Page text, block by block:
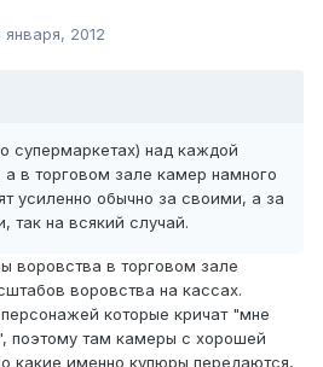
января, 2012
супермаркетах) над каждой
в торговом зале камер намного
усиленно обычно за своими, а за
так на всякий случай.
воровства в торговом зале
воровства на кассах.
которые кричат "мне
поэтому там камеры с хорошей
какие именно купюры передаются,